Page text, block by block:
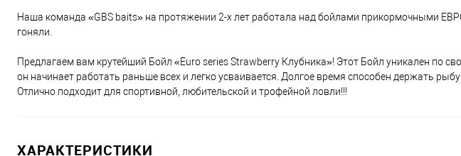
Наша команда «GBS baits» на протяжении 2-х лет работала над бойлами прикормочными
гоняли.
Предлагаем вам крутейший Бойл «Euro series Strawberry Клубника»! Этот Бойл уникален по
он начинает работать раньше всех и легко усваивается. Долгое время способен держать
Отлично подходит для спортивной, любительской и трофейной ловли!!!
ХАРАКТЕРИСТИКИ